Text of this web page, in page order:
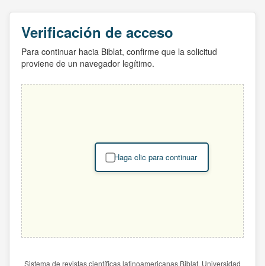
Verificación de acceso
Para continuar hacia Biblat, confirme que la solicitud
proviene de un navegador legítimo.
Haga clic para continuar
Sistema de revistas científicas latinoamericanas Biblat. Universidad